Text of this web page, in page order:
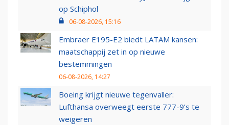
op Schiphol
06-08-2026, 15:16
Embraer E195-E2 biedt LATAM kansen:
maatschappij zet in op nieuwe
bestemmingen
06-08-2026, 14:27
Boeing krijgt nieuwe tegenvaller:
Lufthansa overweegt eerste 777-9’s te
weigeren